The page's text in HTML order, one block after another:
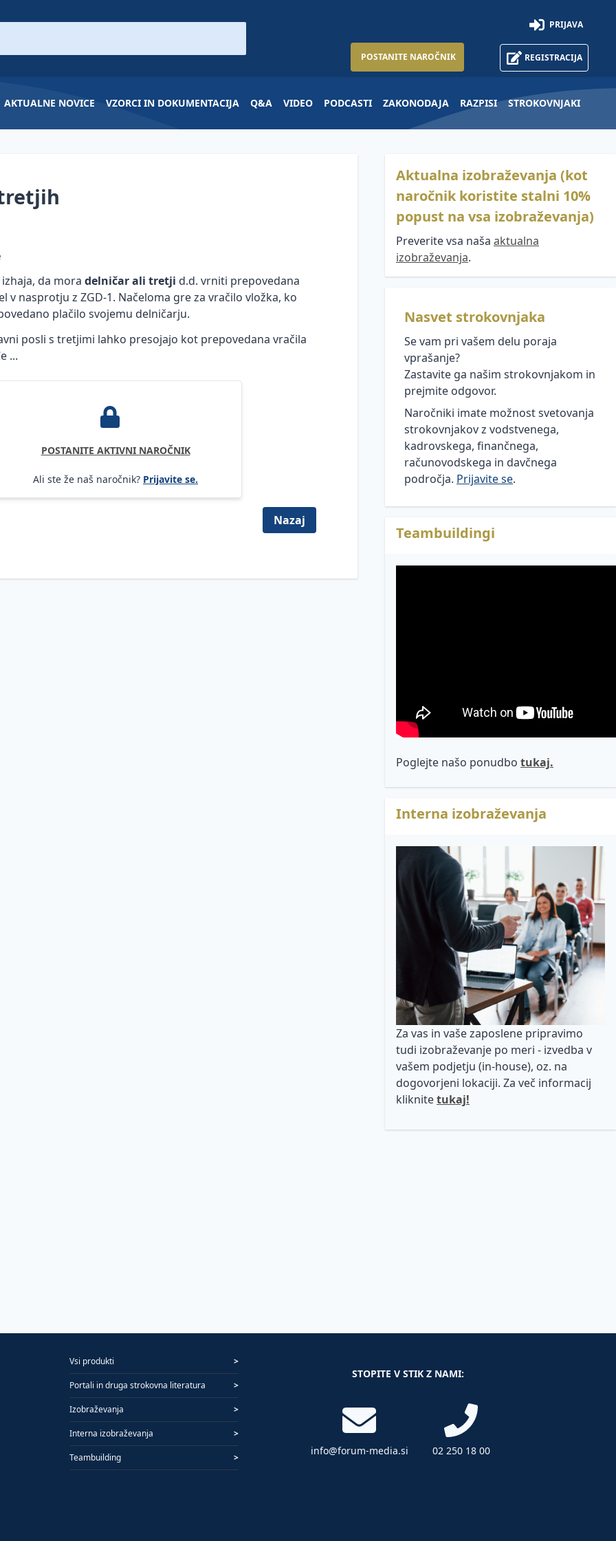
POSTANITE NAROČNIK
PRIJAVA
REGISTRACIJA
AKTUALNE NOVICE VZORCI IN DOKUMENTACIJA Q&A VIDEO PODCASTI ZAKONODAJA RAZPISI STROKOVNJAKI
izhaja, da mora delničar ali tretji d.d. vrniti prepovedana
v nasprotju z ZGD-1. Načeloma gre za vračilo vložka, ko
plačilo svojemu delničarju.
posli s tretjimi lahko presojajo kot prepovedana vračila
...
POSTANITE AKTIVNI NAROČNIK
Ali ste že naš naročnik? Prijavite se.
Nazaj
Aktualna izobraževanja (kot
naročnik koristite stalni 10%
popust na vsa izobraževanja)
Preverite vsa naša aktualna
izobraževanja.
Nasvet strokovnjaka
Se vam pri vašem delu poraja
vprašanje?
Zastavite ga našim strokovnjakom in
prejmite odgovor.
Naročniki imate možnost svetovanja
strokovnjakov z vodstvenega,
kadrovskega, finančnega,
računovodskega in davčnega
področja. Prijavite se.
Teambuildingi
Poglejte našo ponudbo tukaj.
Interna izobraževanja
Za vas in vaše zaposlene pripravimo
tudi izobraževanje po meri - izvedba v
vašem podjetju (in-house), oz. na
dogovorjeni lokaciji. Za več informacij
kliknitetukaj!
Vsi produkti >
Portali in druga strokovna literatura >
Izobraževanja >
Interna izobraževanja >
Teambuilding >
STOPITE V STIK Z NAMI:
info@forum-media.si 02 250 18 00